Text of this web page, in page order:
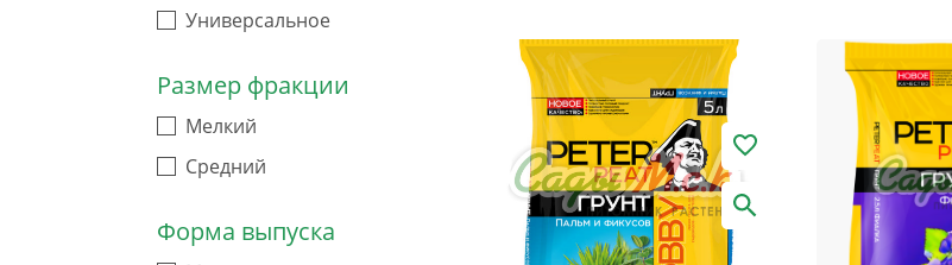
Универсальное
Размер фракции
Мелкий
Средний
Форма выпуска